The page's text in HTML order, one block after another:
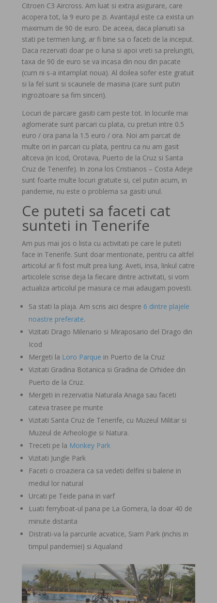
Citroen C3 Aircross. Am luat si extra asigurare, care
acopera tot, la 9 euro pe zi. Avantajul este ca exista un
maximum de 90 de euro. De aceea, daca planuiti sa
stati pe termen lung, ar fi bine sa o faceti de la inceput.
Daca rezervati doar pe o luna si apoi vreti sa prelungiti,
taxa de 90 de euro se va incasa din nou din pacate
(cum ni s-a intamplat noua). Al doilea sofer este gratuit
si la fel sunt si scaunele de masina (care sunt putin
ingrozitoare sa fim sinceri).
Locuri de parcare gasiti cam peste tot. In locurile mai
aglomerate sunt parcari cu plata, cu preturi intre 0.5
euro / ora pana la 1.5 euro / ora. Noi am parcat de
multe ori in parcari cu plata, pentru ca nu am gasit
altceva (in Icod, Orotava, Puerto de la Cruz si Santa
Cruz de Tenerife). In zona los Cristianos – Costa Adeje
sunt foarte multe locuri gratuite si, cel putin acum, in
pandemie, nu este o problema sa gasiti unul.
Ce puteti sa faceti cat
sunteti in Tenerife
Am pus mai jos o lista cu activitati pe care le puteti
face in Tenerife. Sunt doar mentionate, pentru ca altfel
articolul ar fi fost mult prea lung. Aveti, insa, linkul catre
articolele scrise deja la fiecare dintre activitati, si vom
actualiza articolul pe masura ce mai adaugam povesti.
Sa stati la plaja. Am scris aici despre 6 dintre plajele
noastre preferate.
Vizitati Drago Milenario si Miraposario del Drago din
Icod
Mergeti la Loro Parque in Puerto de la Cruz
Vizitati Gradina Botanica si Gradina de Orhidee din
Puerto de la Cruz.
Mergeti in rezervatia Naturala Anaga sau faceti
cateva trasee pe munte
Vizitati Santa Cruz de Tenerife, cu Muzeul Militar si
Muzeul de Arheologie si Natura.
Treceti pe la Monkey Park
Vizitati Jungle Park
Faceti o croaziera ca sa vedeti delfini si balene in
mediul lor natural
Urcati pe Teide pana in varf
Luati ferryboat-ul pana pe La Gomera, la doar 40 de
minute distanta
Distrati-va la parcurile acvatice, Siam Park (inchis in
timpul pandemiei) si Aqualand